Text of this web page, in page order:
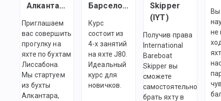
Алкантара
Приглашаем
вас совершить
прогулку на
яхте по бухтам
Лиссабона.
Мы стартуем
из бухты
Алкантара,
Барселоне
Курс
состоит из
4-х занятий
на яхте J80.
Идеальный
курс для
новичков.
Skipper
(IYT)
Получив права
International
Bareboat
Skipper вы
сможете
самостоятельно
брать яхту в
Вы
не